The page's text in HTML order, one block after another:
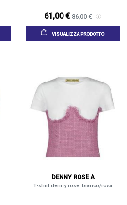
61,00 € 86,00 €
VISUALIZZA PRODOTTO
DENNY ROSE A
T-shirt denny rose. bianco/rosa